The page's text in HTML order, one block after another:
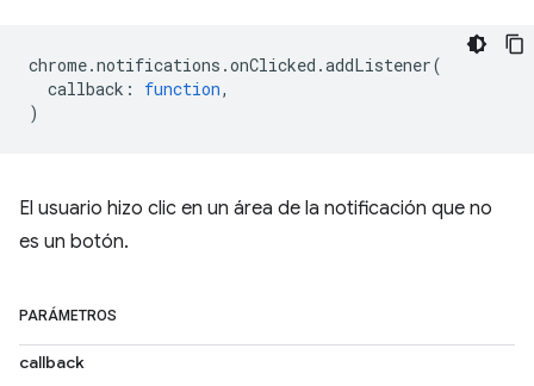
chrome.notifications .onClicked .addListener(
callback : function,
)
El usuario hizo clic en un área de la notificación que no
es un botón.
PARÁMETROS
callback